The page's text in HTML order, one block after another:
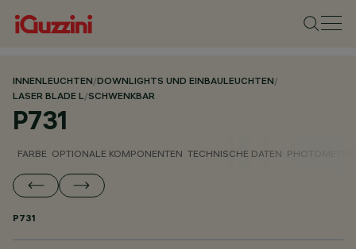
INNENLEUCHTEN/DOWNLIGHTS UND EINBAULEUCHTEN/
LASER BLADE L/SCHWENKBAR
P731
FARBE OPTIONALE KOMPONENTEN TECHNISCHE DATEN
P731